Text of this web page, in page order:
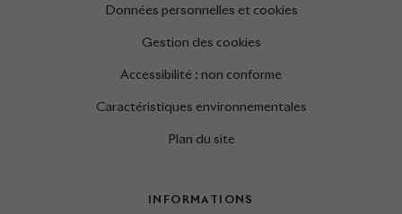
Données personnelles et cookies
Gestion des cookies
Accessibilité : non conforme
Caractéristiques environnementales
Plan du site
INFORMATIONS